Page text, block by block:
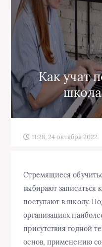
Как учат
11:28, 24 октября 2022
Стремящиеся
выбирают записаться
поступают в школу.
организациях
присутствия годной
основ, применению